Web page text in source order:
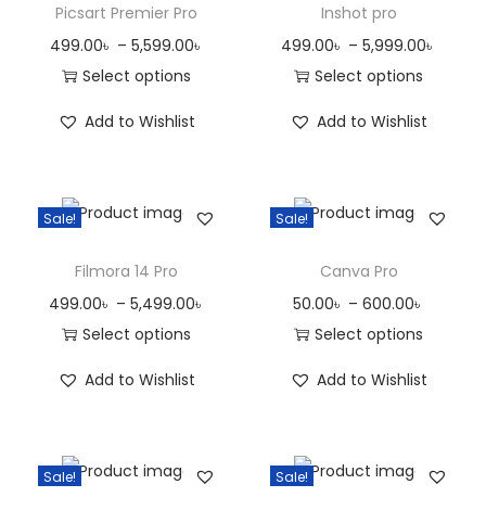
Picsart Premier Pro
499.00৳ – 5,599.00৳
Select options
Add to Wishlist
Inshot pro
499.00৳ – 5,999.00৳
Select options
Add to Wishlist
Sale!
Filmora 14 Pro
499.00৳ – 5,499.00৳
Select options
Add to Wishlist
Sale!
Canva Pro
50.00৳ – 600.00৳
Select options
Add to Wishlist
Sale! Sale!